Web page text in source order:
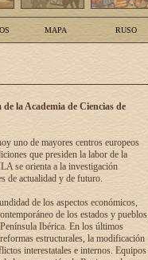
MAPA RUSO
la Academia de Ciencias de
uno de mayores centros europeos
que presiden la labor de la
se orienta a la investigación
de actualidad y de futuro.
de los aspectos económicos,
de los estados y pueblos
Ibérica. En los últimos
estructurales, la modificación
interestatales e internos. Equipos